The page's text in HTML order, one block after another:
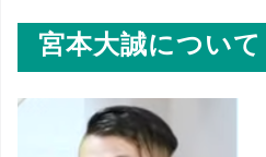
宮本大誠について